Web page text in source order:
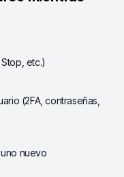
etc.)
(2FA, contraseñas,
nuevo